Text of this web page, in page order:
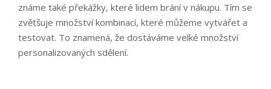
známe také překážky, které lidem brání v nákupu. Tím se
zvětšuje množství kombinací, které můžeme vytvářet a
testovat. To znamená, že dostáváme velké množství
personalizovaných sdělení.